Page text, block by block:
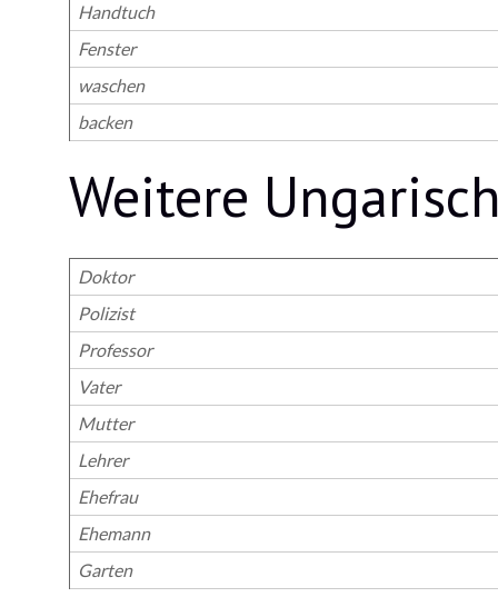
Handtuch
Fenster
waschen
backen
Weitere
Doktor
Polizist
Professor
Vater
Mutter
Lehrer
Ehefrau
Ehemann
Garten